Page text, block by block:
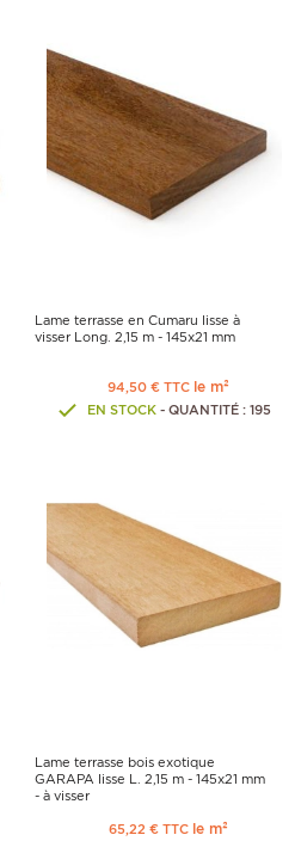
Lame terrasse en Cumaru lisse à
visser Long. 2,15 m - 145x21 mm
94,50 € TTC le m²
EN STOCK- QUANTITÉ : 195
Lame terrasse bois exotique
GARAPA lisse L. 2,15 m - 145x21 mm
- à visser
65,22 € TTC le m²